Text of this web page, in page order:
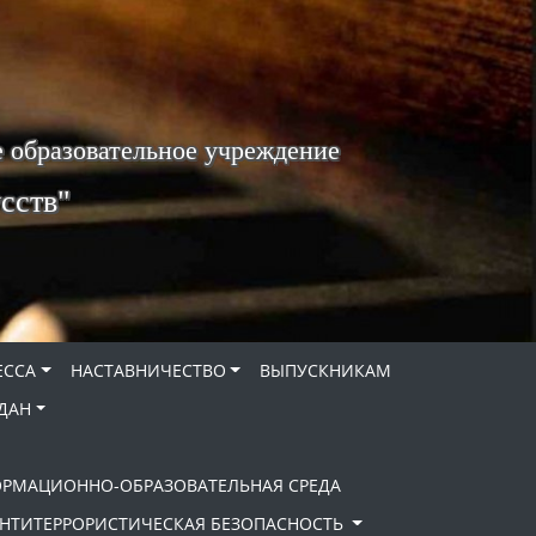
учреждение
НАСТАВНИЧЕСТВО
ВЫПУСКНИКАМ
ОБРАЗОВАТЕЛЬНАЯ СРЕДА
БЕЗОПАСНОСТЬ